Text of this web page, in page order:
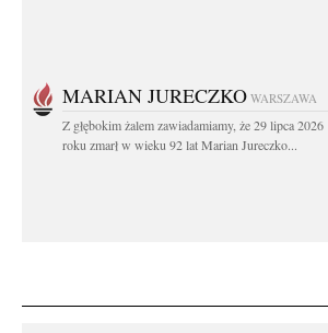
MARIAN JURECZKO WARSZAWA
Z głębokim żalem zawiadamiamy, że 29 lipca 2026
roku zmarł w wieku 92 lat Marian Jureczko...